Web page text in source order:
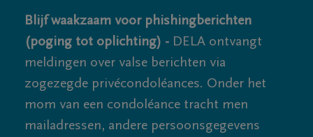
Blijf waakzaam voor phishingberichten
(poging tot oplichting) - DELA ontvangt
meldingen over valse berichten via
zogezegde privécondoléances. Onder het
mom van een condoléance tracht men
mailadressen, andere persoonsgegevens